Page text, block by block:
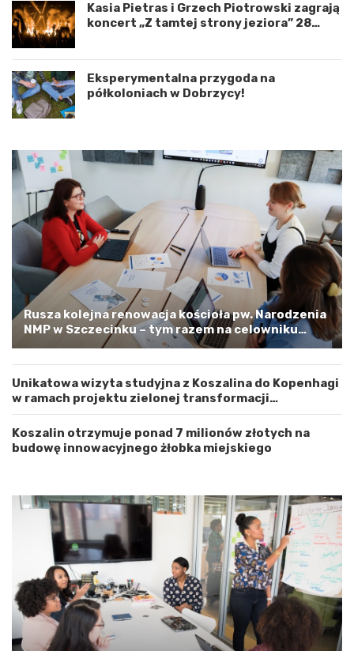
z
w
o
j
u
m
i
ę
z
y
W
o
e
d
z
w
c
h
o
d
n
p
k
i
m
G
p
o
d
K
o
s
z
a
i
n
e
m
a
l
o
s
n
o
ś
ć
Kasia Pietras i Grzech Piotrowski zagrają
koncert „Z tamtej strony jeziora” 28
Eksperymentalna przygoda na
półkoloniach w Dobrzycy!
Rusza kolejna renowacja kościoła pw. Narodzenia
NMP w Szczecinku – tym razem na celowniku
zachodnia elewacja i główne wejście
Unikatowa wizyta studyjna z Koszalina do Kopenhagi
w ramach projektu zielonej transformacji
energetycznej
Koszalin otrzymuje ponad 7 milionów złotych na
budowę innowacyjnego żłobka miejskiego